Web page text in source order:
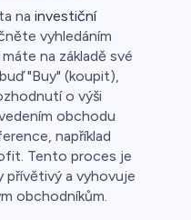
na investiční
vyhledáním
na základě své
"Buy" (koupit),
o výši
obchodu
například
Tento proces je
přívětivý a vyhovuje
obchodníkům.